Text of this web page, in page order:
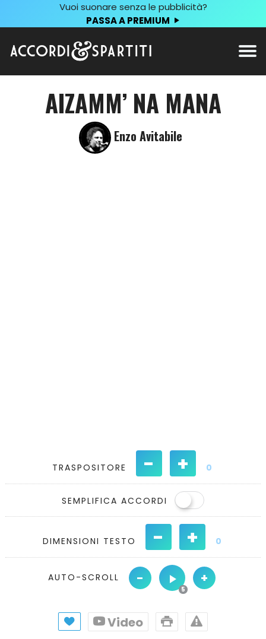
Vuoi suonare senza le pubblicità?
PASSA A PREMIUM
AIZAMM’ NA MANA
Enzo Avitabile
TRASPOSITORE - + 0
SEMPLIFICA ACCORDI
DIMENSIONI TESTO - + 0
AUTO-SCROLL - +
Video